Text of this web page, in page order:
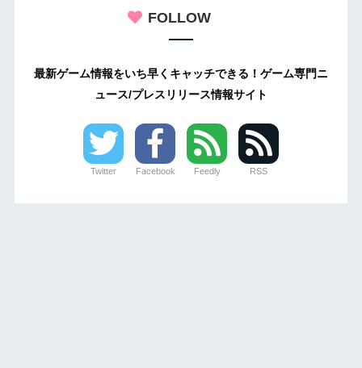
FOLLOW
最新ゲーム情報をいち早くキャッチできる！ゲーム専門ニ
ュース/プレスリリース情報サイト
Twitter Facebook Feedly RSS